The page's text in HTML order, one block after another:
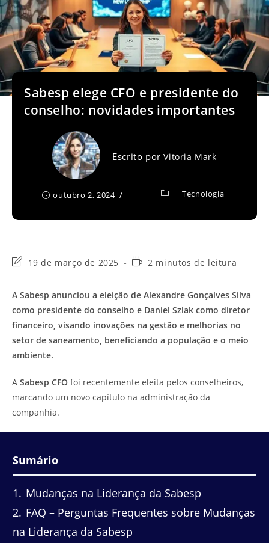
Sabesp elege CFO e presidente do
conselho: novidades importantes
Escrito porVitoria Mark
outubro 2, 2024 Tecnologia
Última
post:
19 de março de 2025
Tempo2 minutos de leitura
A Sabesp anunciou a eleição de Alexandre Gonçalves Silva
como presidente do conselho e Daniel Szlak como diretor
financeiro, visando inovações na gestão e melhorias no
setor de saneamento, beneficiando a população e o meio
ambiente.
A Sabesp CFO foi recentemente eleita pelos conselheiros,
marcando um novo capítulo na administração da
companhia.
Sumário
1
Mudanças na Liderança da Sabesp
2 FAQ – Perguntas Frequentes sobre Mudanças
na Liderança da Sabesp